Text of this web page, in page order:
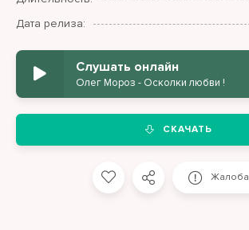
Дата релиза:
Слушать онлайн
Олег Мороз - Осколки любви !
СКАЧАТЬ
Жалоба